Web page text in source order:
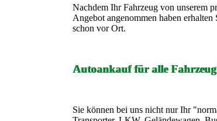
Nachdem Ihr Fahrzeug von unserem
Angebot angenommen haben
schon vor Ort.
Autoankauf für alle
Sie können bei uns nicht nur Ihr